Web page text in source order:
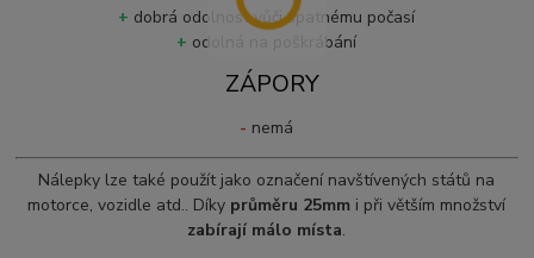
+ dobrá odolnost vůči špatnému počasí
+ odolná na poškrábání
ZÁPORY
- nemá
Nálepky lze také použít jako označení navštívených států na
motorce, vozidle atd.. Díky průměru 25mm i při větším množství
zabírají málo místa.